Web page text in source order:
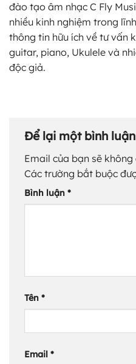
đào tạo âm nhạc C Fly
nhiều kinh nghiệm trong
thông tin hữu ích về tư vấn
guitar, piano, Ukulele và
độc giả.
Để lại một bình luận
Email của bạn sẽ
Các trường bắt buộc
Bình luận *
Tên *
Email *